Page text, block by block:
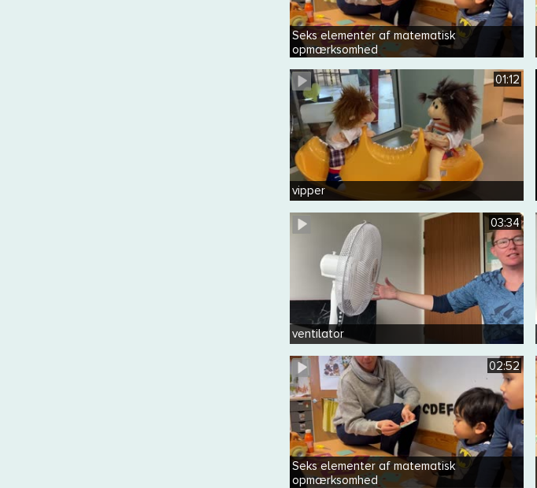
Seks elementer af matematisk
opmærksomhed
01:12
vipper
03:34
ventilator
02:52
Seks elementer af matematisk
opmærksomhed